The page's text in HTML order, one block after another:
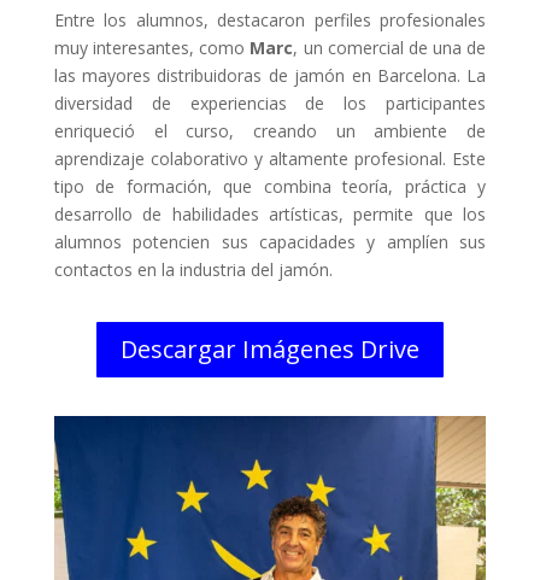
Entre los alumnos, destacaron perfiles profesionales
muy interesantes, como Marc, un comercial de una de
las mayores distribuidoras de jamón en Barcelona. La
diversidad de experiencias de los participantes
enriqueció el curso, creando un ambiente de
aprendizaje colaborativo y altamente profesional. Este
tipo de formación, que combina teoría, práctica y
desarrollo de habilidades artísticas, permite que los
alumnos potencien sus capacidades y amplíen sus
contactos en la industria del jamón.
Descargar Imágenes Drive